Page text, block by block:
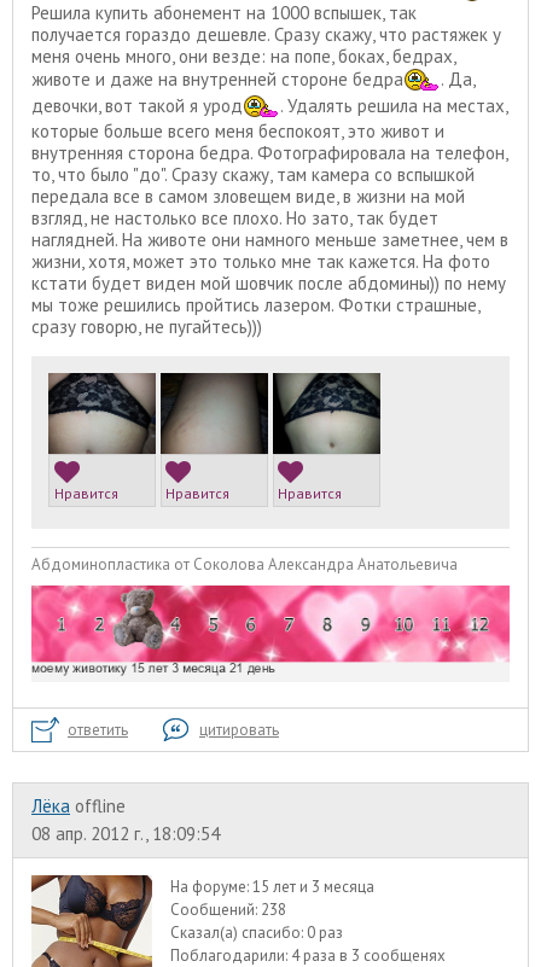
Решила купить абонемент на 1000 вспышек, так
получается гораздо дешевле. Сразу скажу, что растяжек у
меня очень много, они везде: на попе, боках, бедрах,
животе и даже на внутренней стороне бедра
. Да,
девочки, вот такой я урод
. Удалять решила на местах,
которые больше всего меня беспокоят, это живот и
внутренняя сторона бедра. Фотографировала на телефон,
то, что было "до". Сразу скажу, там камера со вспышкой
передала все в самом зловещем виде, в жизни на мой
взгляд, не настолько все плохо. Но зато, так будет
наглядней. На животе они намного меньше заметнее, чем в
жизни, хотя, может это только мне так кажется. На фото
кстати будет виден мой шовчик после абдомины)) по нему
мы тоже решились пройтись лазером. Фотки страшные,
сразу говорю, не пугайтесь)))
Нравится Нравится Нравится
Абдоминопластика от Соколова Александра Анатольевича
ответить цитировать
Лёка offline
08 апр. 2012 г., 18:09:54
На форуме:15 лет и 3 месяца
Сообщений: 238
Сказал(а) спасибо: 0 раз
Поблагодарили: 4 раза в 3 сообщенях